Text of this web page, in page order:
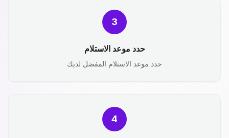
3
حدد موعد الاستلام
حدد موعد الاستلام المفضل لديك
4